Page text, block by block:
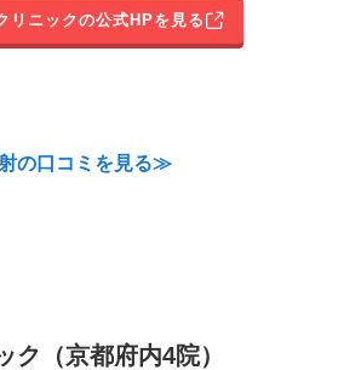
リニックの公式HPを見る
の口コミを見る≫
ク（京都府内4院）